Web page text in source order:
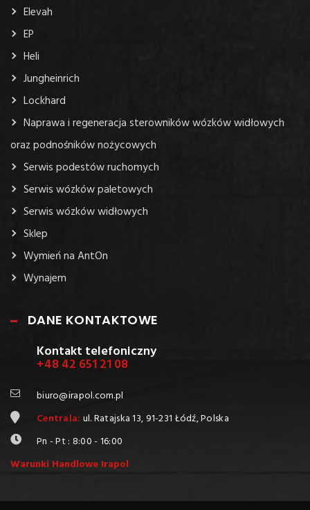
Elevah
EP
Heli
Jungheinrich
Lockhard
Naprawa i regeneracja sterowników wózków widłowych
oraz podnośników nożycowych
Serwis podestów ruchomych
Serwis wózków paletowych
Serwis wózków widłowych
Sklep
Wymień na AntOn
Wynajem
DANE KONTAKTOWE
Kontakt telefoniczny
+48 42 651 21 08
biuro@irapol.com.pl
Centrala: ul. Ratajska 13, 91-231 Łódź, Polska
Pn - Pt : 8:00 - 16:00
Warunki Handlowe Irapol